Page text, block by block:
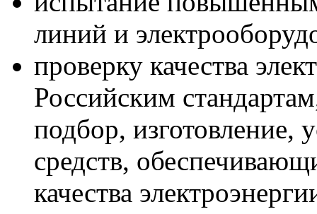
линий и
проверку качества
Российским
подбор, изготовление,
средств,
качества